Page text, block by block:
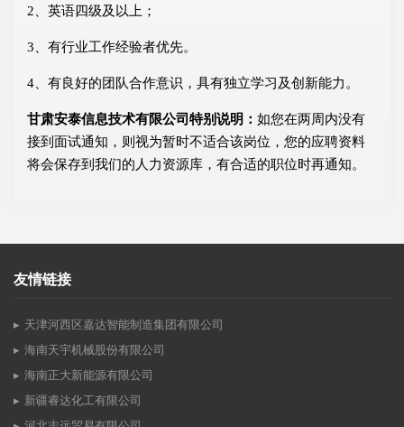
2、英语四级及以上；
3、有行业工作经验者优先。
4、有良好的团队合作意识，具有独立学习及创新能力。
甘肃安泰信息技术有限公司特别说明： 如您在两周内没有
接到面试通知，则视为暂时不适合该岗位，您的应聘资料
将会保存到我们的人力资源库，有合适的职位时再通知。
友情链接
天津河西区嘉达智能制造集团有限公司
海南天宇机械股份有限公司
海南正大新能源有限公司
新疆睿达化工有限公司